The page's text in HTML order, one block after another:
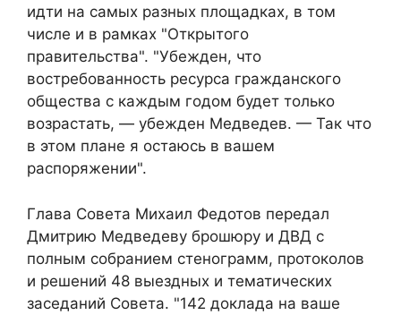
идти на самых разных площадках, в том
числе и в рамках "Открытого
правительства". "Убежден, что
востребованность ресурса гражданского
общества с каждым годом будет только
возрастать, — убежден Медведев. — Так что
в этом плане я остаюсь в вашем
распоряжении".
Глава Совета Михаил Федотов передал
Дмитрию Медведеву брошюру и ДВД с
полным собранием стенограмм, протоколов
и решений 48 выездных и тематических
заседаний Совета. "142 доклада на ваше